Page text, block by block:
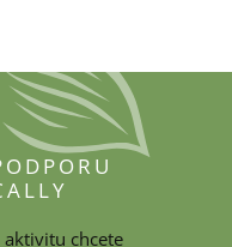
chcete